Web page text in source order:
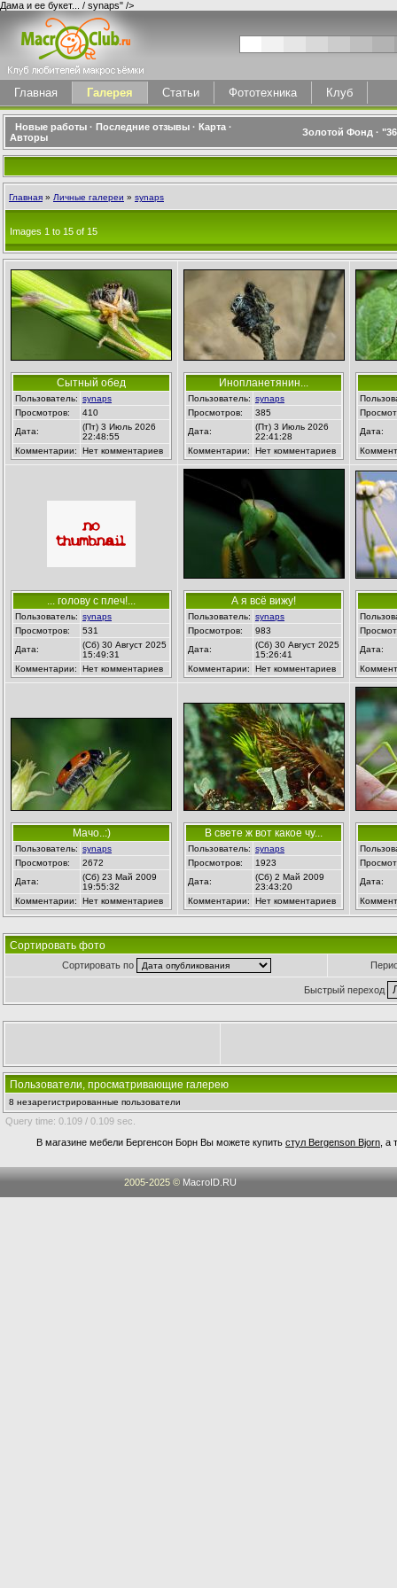
Дама и ее букет... / synaps" />
Главная Галерея Статьи Фототехника Клуб
Новые работы · Последние отзывы · Карта ·
Авторы
Золотой Фонд ·
Главная » Личные галереи » synaps
Images 1 to 15 of 15
Сытный обед
Пользователь: synaps
Просмотров:
410
Дата:
(Пт) 3 Июль 2026
22:48:55
Комментарии:
Нет комментариев
Инопланетянин...
Пользователь: synaps
Просмотров:
385
Дата:
(Пт) 3 Июль 2026
22:41:28
Комментарии:
Нет комментариев
Дата:
... голову с плеч!...
Пользователь: synaps
Просмотров:
531
Дата:
(Сб) 30 Август 2025
15:49:31
Комментарии:
Нет комментариев
А я всё вижу!
Пользователь: synaps
Просмотров:
983
Дата:
(Сб) 30 Август 2025
15:26:41
Комментарии:
Нет комментариев
Дата:
Мачо..:)
Пользователь: synaps
Просмотров:
2672
Дата:
(Сб) 23 Май 2009
19:55:32
Комментарии:
Нет комментариев
В свете ж вот какое чу...
Пользователь: synaps
Просмотров:
1923
Дата:
(Сб) 2 Май 2009
23:43:20
Комментарии:
Нет комментариев
Дата:
Сортировать фото
Сортировать по
Быстрый переход
Пользователи, просматривающие галерею
8 незарегистрированные пользователи
Query time: 0.109 / 0.109 sec.
В магазине мебели Бергенсон Борн Вы можете купить стул Bergenson Bjorn ,
2005-2025 © MacroID.RU